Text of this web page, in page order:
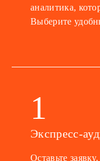
аналитика,
Выберите
1
Экспресс-
Оставьте